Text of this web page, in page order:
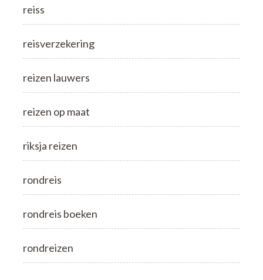
reiss
reisverzekering
reizen lauwers
reizen op maat
riksja reizen
rondreis
rondreis boeken
rondreizen